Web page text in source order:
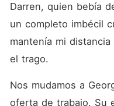
Darren, quien bebía
un completo imbécil
mantenía mi
el trago.
Nos mudamos a
oferta de trabajo. Su